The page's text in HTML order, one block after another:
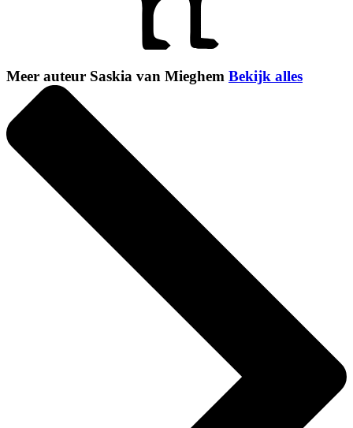
Meer auteur Saskia van Mieghem Bekijk alles